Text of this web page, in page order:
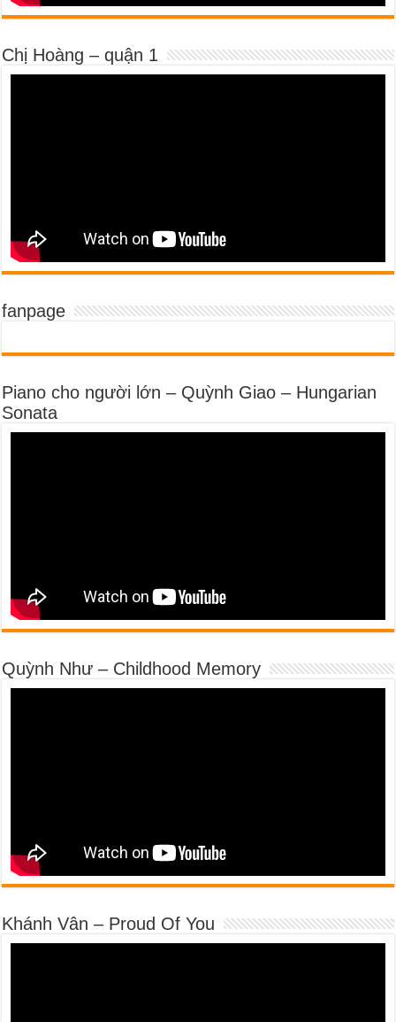
Chị Hoàng – quận 1
fanpage
Piano cho người lớn – Quỳnh Giao – Hungarian
Sonata
Quỳnh Như – Childhood Memory
Khánh Vân – Proud Of You